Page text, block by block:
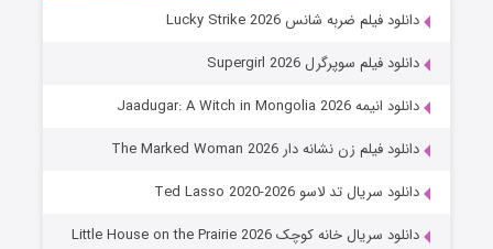
دانلود فیلم ضربه شانس Lucky Strike 2026
دانلود فیلم سوپرگرل Supergirl 2026
دانلود انیمه Jaadugar: A Witch in Mongolia 2026
دانلود فیلم زن نشانه دار The Marked Woman 2026
دانلود سریال تد لاسو Ted Lasso 2020-2026
دانلود سریال خانه کوچک Little House on the Prairie 2026